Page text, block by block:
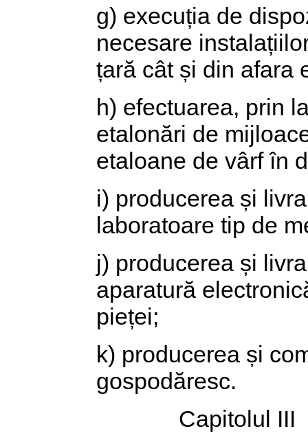
g) execuția de
necesare
țară cât și din afara
h) efectuarea, prin
etalonări de
etaloane de vârf în
i) producerea și
laboratoare tip de
j) producerea și
aparatură
pieței;
k) producerea și
gospodăresc.
Capitolul III